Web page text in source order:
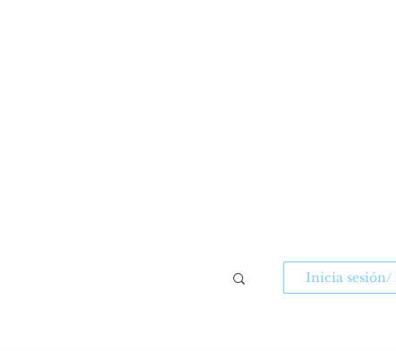
Inicia sesión/